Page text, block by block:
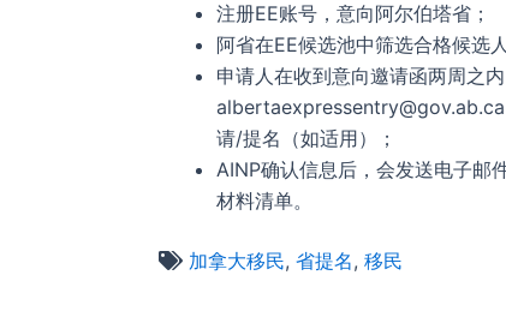
注册EE账号，意向阿尔伯塔省；
阿省在EE候选池中筛选合格候选
申请人在收到意向邀请函两周之
albertaexpressentry@gov.ab.ca
请/提名（如适用）；
AINP确认信息后，会发送电子邮
材料清单。
加拿大移民, 省提名, 移民